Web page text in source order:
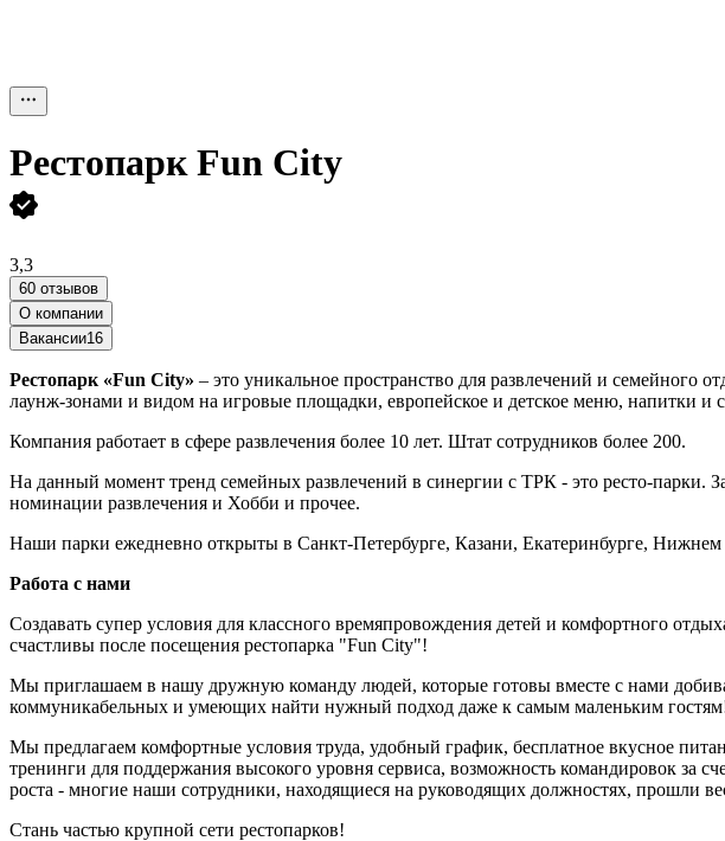
Рестопарк Fun City
3,3
60 отзывов
О компании
Вакансии16
Рестопарк «Fun City» – это уникальное пространство для развлечений и
лаунж-зонами и видом на игровые площадки, европейское и детское меню, напитки и
Компания работает в сфере развлечения более 10 лет. Штат сотрудников более 200.
На данный момент тренд семейных развлечений в синергии с ТРК - это ресто-
номинации развлечения и Хобби и прочее.
Наши парки ежедневно открыты в Санкт-Петербурге, Казани, Екатеринбурге,
Работа с нами
Создавать супер условия для классного времяпровождения детей и комфортного
счастливы после посещения рестопарка "Fun City"!
Мы приглашаем в нашу дружную команду людей, которые готовы вместе с нами
коммуникабельных и умеющих найти нужный подход даже к самым маленьким
Мы предлагаем комфортные условия труда, удобный график, бесплатное вкусное
тренинги для поддержания высокого уровня сервиса, возможность командировок за
роста - многие наши сотрудники, находящиеся на руководящих должностях, прошли
Стань частью крупной сети рестопарков!